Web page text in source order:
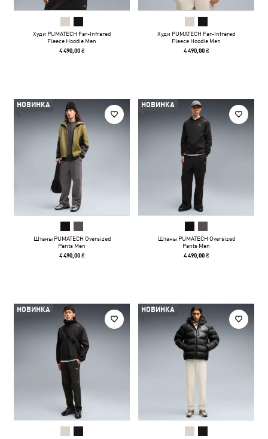
Худи PUMATECH Far-Infrared
Fleece Hoodie Men
4 490,00 ₴
Худи PUMATECH Far-Infrared
Fleece Hoodie Men
4 490,00 ₴
НОВИНКА
Штаны PUMATECH Oversized
Pants Men
4 490,00 ₴
НОВИНКА
Штаны PUMATECH Oversized
Pants Men
4 490,00 ₴
НОВИНКА НОВИНКА